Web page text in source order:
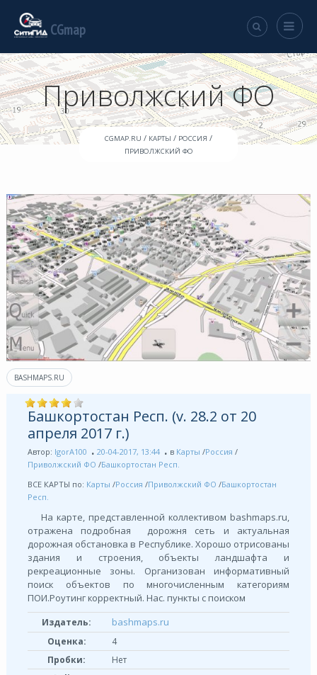
CGmap
Приволжский ФО
CGMAP.RU / КАРТЫ / РОССИЯ /
ПРИВОЛЖСКИЙ ФО
BASHMAPS.RU
Башкортостан Респ. (v. 28.2 от 20
апреля 2017 г.)
Автор: IgorA100 20-04-2017, 13:44 в Карты /Россия /
Приволжский ФО /Башкортостан Респ.
ВСЕ КАРТЫ по: Карты /Россия /Приволжский ФО /Башкортостан
Респ.
На карте, представленной коллективом bashmaps.ru,
отражена подробная дорожня сеть и актуальная
дорожная обстановка в Республике. Хорошо отрисованы
здания и строения, объекты ландшафта и
рекреационные зоны. Организован информативный
поиск объектов по многочисленным категориям
ПОИ.Роутинг корректный. Нас. пункты с поиском
Издатель: bashmaps.ru
Оценка:
4
Пробки:
Нет